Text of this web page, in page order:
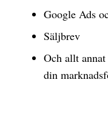
Google Ads
Säljbrev
Och allt
din